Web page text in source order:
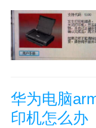
华为电脑
印机怎么办